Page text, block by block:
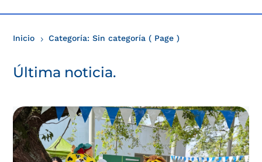
Inicio 5 Categoría: Sin categoría ( Page )
Última noticia.